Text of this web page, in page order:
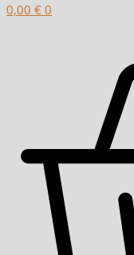
0,00 € 0